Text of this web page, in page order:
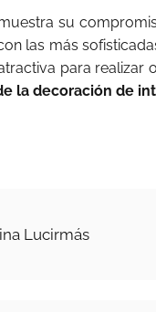
su
las más
para realizar
la decoración de
Lucirmás